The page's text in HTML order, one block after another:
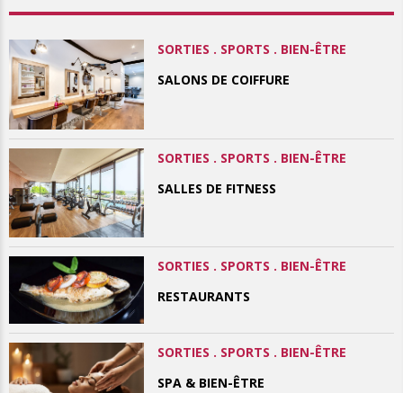
SORTIES . SPORTS . BIEN-ÊTRE
SALONS DE COIFFURE
SORTIES . SPORTS . BIEN-ÊTRE
SALLES DE FITNESS
SORTIES . SPORTS . BIEN-ÊTRE
RESTAURANTS
SORTIES . SPORTS . BIEN-ÊTRE
SPA & BIEN-ÊTRE